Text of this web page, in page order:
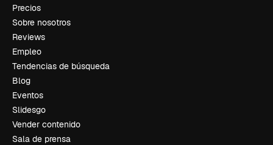
Precios
Sobre nosotros
Reviews
Empleo
Tendencias de búsqueda
Blog
Eventos
Slidesgo
Vender contenido
Sala de prensa